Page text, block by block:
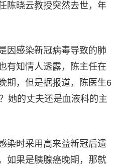
陈晓云教授突然去世，年
因感染新冠病毒导致的肺
有知情人透露，陈主任在
期，但是据报道，陈医生6
她的丈夫还是血液科的主
染时采用高来益新冠后遗
如果是胰腺癌晚期，那就